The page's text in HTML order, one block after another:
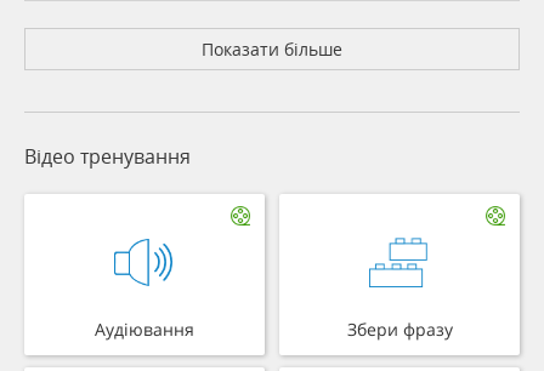
Показати більше
Відео тренування
Аудіювання Збери фразу